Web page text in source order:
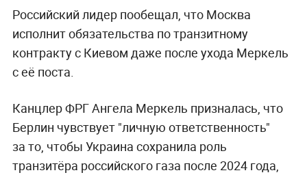
Российский лидер пообещал, что Москва
исполнит обязательства по транзитному
контракту с Киевом даже после ухода Меркель
с её поста.
Канцлер ФРГ Ангела Меркель призналась, что
Берлин чувствует "личную ответственность"
за то, чтобы Украина сохранила роль
транзитёра российского газа после 2024 года,